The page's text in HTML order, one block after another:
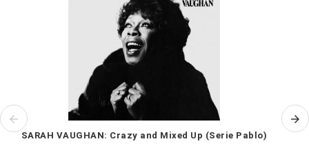
SARAH VAUGHAN: Crazy and Mixed Up (Serie Pablo)